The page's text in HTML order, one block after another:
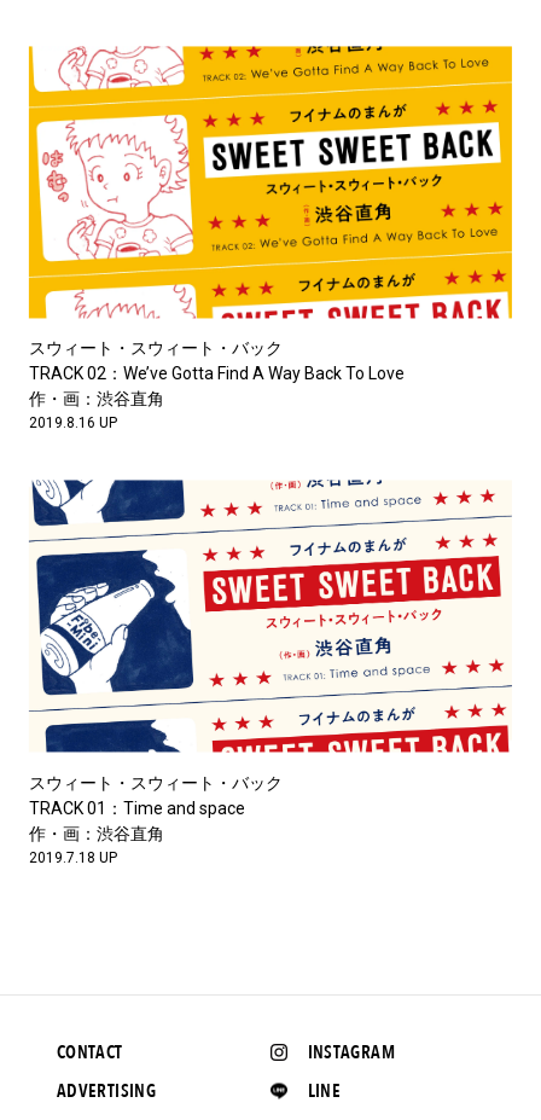
スウィート・スウィート・バック
TRACK 02：We’ve Gotta Find A Way Back To Love
作・画：渋谷直角
2019.8.16 UP
スウィート・スウィート・バック
TRACK 01：Time and space
作・画：渋谷直角
2019.7.18 UP
INSTAGRAM
LINE
CONTACT
ADVERTISING